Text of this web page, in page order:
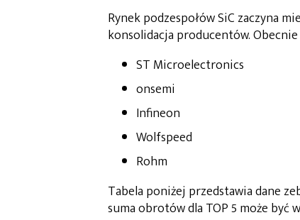
Rynek podzespołów SiC zaczyna
konsolidacja producentów.
ST Microelectronics
onsemi
Infineon
Wolfspeed
Rohm
Tabela poniżej przedstawia dane
suma obrotów dla TOP 5 może być